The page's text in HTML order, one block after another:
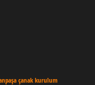
çanak kurulum